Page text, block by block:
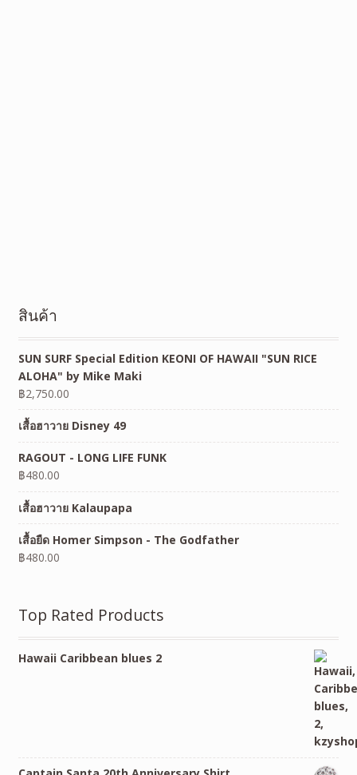
สินค้า
SUN SURF Special Edition KEONI OF HAWAII "SUN RICE
ALOHA" by Mike Maki
฿2,750.00
เสื้อฮาวาย Disney 49
RAGOUT - LONG LIFE FUNK
฿480.00
เสื้อฮาวาย Kalaupapa
เสื้อยืด Homer Simpson - The Godfather
฿480.00
Top Rated Products
Hawaii Caribbean blues 2